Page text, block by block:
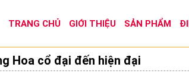
TRANG CHỦ GIỚI THIỆU SẢN PHẨM
Hoa cổ đại đến hiện đại